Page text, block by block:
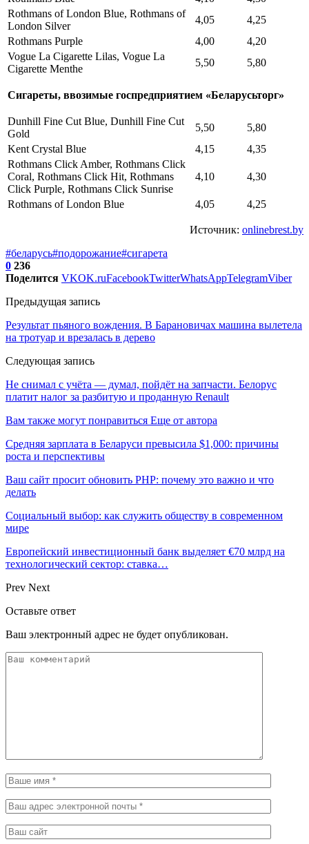
Rothmans of London Blue, Rothmans of
London Silver
4,05
4,25
Rothmans Purple
4,00
4,20
Vogue La Cigarette Lilas, Vogue La
Cigarette Menthe
5,50 5,80
Сигареты, ввозимые госпредприятием «Беларусьторг»
Dunhill Fine Cut Blue, Dunhill Fine Cut
Gold
5,50
5,80
Kent Crystal Blue
4,15
4,35
Rothmans Click Amber, Rothmans Click
Coral, Rothmans Click Hit, Rothmans
Click Purple, Rothmans Click Sunrise
4,10 4,30
Rothmans of London Blue 4,05 4,25
Источник: onlinebrest.by
#беларусь#подорожание#сигарета
0 236
Поделится VKOK.ruFacebookTwitterWhatsAppTelegramViber
Предыдущая запись
Результат пьяного вождения. В Барановичах машина вылетела
на тротуар и врезалась в дерево
Следующая запись
Не снимал с учёта — думал, пойдёт на запчасти. Белорус
платит налог за разбитую и проданную Renault
Вам также могут понравиться Еще от автора
Средняя зарплата в Беларуси превысила $1,000: причины
роста и перспективы
Ваш сайт просит обновить PHP: почему это важно и что
делать
Социальный выбор: как служить обществу в современном
мире
Европейский инвестиционный банк выделяет €70 млрд на
технологический сектор: ставка…
Prev Next
Оставьте ответ
Ваш электронный адрес не будет опубликован.